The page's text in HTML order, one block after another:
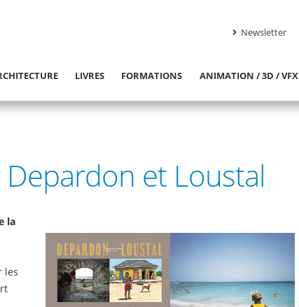
Newsletter
LIVRES FORMATIONS ANIMATION / 3D / VFX
et Loustal
la
les